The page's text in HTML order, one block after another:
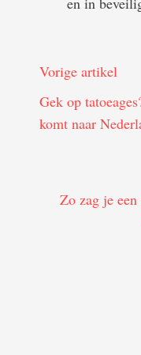
Vorige artikel
Gek op
komt naar
Zo zag je